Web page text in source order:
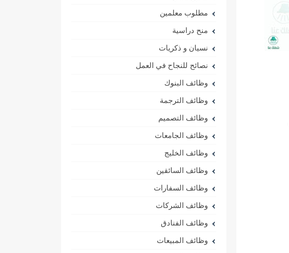
مطلوب معلمين
منح دراسية
نسيان و ذكريات
نصائح للنجاح في العمل
وظائف البنوك
وظائف الترجمة
وظائف التصميم
وظائف الجامعات
وظائف الخليج
وظائف السائقين
وظائف السفارات
وظائف الشركات
وظائف الفنادق
وظائف المبيعات